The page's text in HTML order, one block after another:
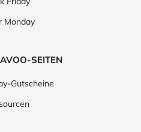
Monday
SEITEN
Gutscheine